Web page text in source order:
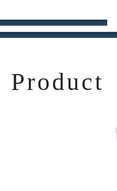
Product